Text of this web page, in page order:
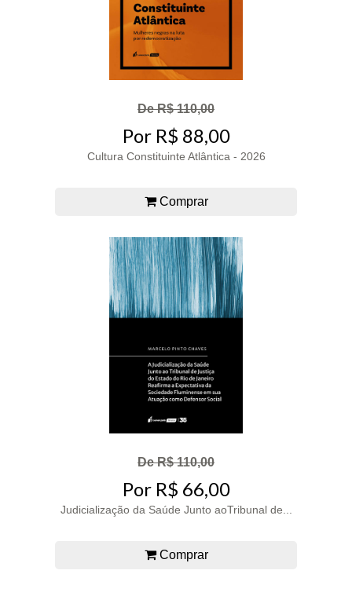
De R$ 110,00
Por R$ 88,00
Cultura Constituinte Atlântica - 2026
Comprar
De R$ 110,00
Por R$ 66,00
Judicialização da Saúde Junto aoTribunal de...
Comprar